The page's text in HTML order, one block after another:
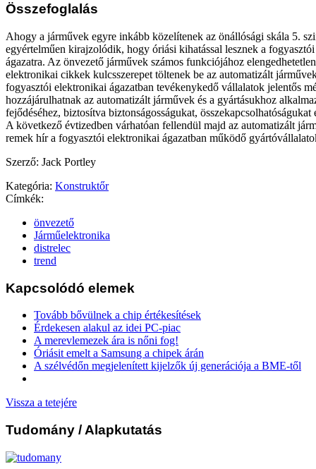
Összefoglalás
Ahogy a járművek egyre inkább közelítenek az önállósági skála 5.
egyértelműen kirajzolódik, hogy óriási kihatással lesznek a
ágazatra. Az önvezető járművek számos funkciójához
elektronikai cikkek kulcsszerepet töltenek be az automatizált
fogyasztói elektronikai ágazatban tevékenykedő vállalatok jelentős
hozzájárulhatnak az automatizált járművek és a gyártásukhoz
fejődéséhez, biztosítva biztonságosságukat, összekapcsolhatóságukat
A következő évtizedben várhatóan fellendül majd az automatizált
remek hír a fogyasztói elektronikai ágazatban működő
Szerző: Jack Portley
Kategória: Konstruktőr
Címkék:
önvezető
Járműelektronika
distrelec
trend
Kapcsolódó elemek
Tovább bővülnek a chip értékesítések
Érdekesen alakul az idei PC-piac
A merevlemezek ára is nőni fog!
Óriásit emelt a Samsung a chipek árán
A szélvédőn megjelenített kijelzők új generációja a BME-től
Vissza a tetejére
Tudomány / Alapkutatás